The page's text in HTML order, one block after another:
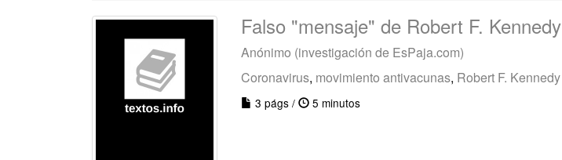
Falso "mensaje" de Robert F. Kennedy
Anónimo (investigación de EsPaja.com)
Coronavirus, movimiento antivacunas, Robert F. Kennedy
3 págs / 5 minutos